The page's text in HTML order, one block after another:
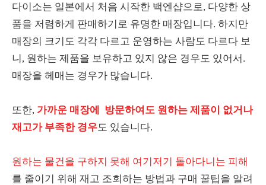
다이소는 일본에서 처음 시작한 백엔샵으로, 다양한 상
품을 저렴하게 판매하기로 유명한 매장입니다. 하지만
매장의 크기도 각각 다르고 운영하는 사람도 다르다 보
니, 원하는 제품을 보유하고 있지 않은 경우도 있어서.
매장을 헤매는 경우가 많습니다.
또한, 가까운 매장에 방문하여도 원하는 제품이 없거나
재고가 부족한 경우도 있습니다.
원하는 물건을 구하지 못해 여기저기 돌아다니는 피해
를 줄이기 위해 재고 조회하는 방법과 구매 꿀팁을 알려